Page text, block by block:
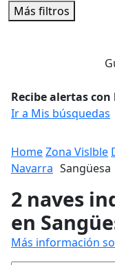
Más filtros
Recibe alertas
Ir a Mis búsquedas
HomeZona Vislble
Navarra Sangüesa
2 naves
en
Más información